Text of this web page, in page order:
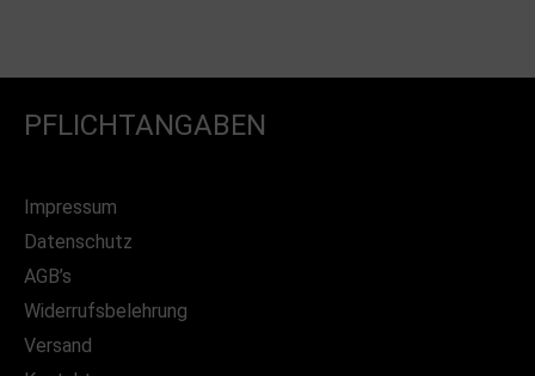
PFLICHTANGABEN
Impressum
Datenschutz
AGB’s
Widerrufsbelehrung
Versand